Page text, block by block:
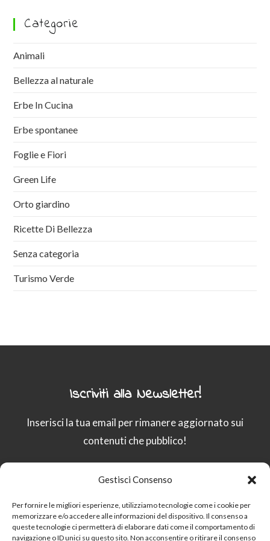
Gestisci Consenso
Per fornire le migliori esperienze, utilizziamo tecnologie come i cookie per
memorizzare e/o accedere alle informazioni del dispositivo. Il consenso a
queste tecnologie ci permetterà di elaborare dati come il comportamento di
navigazione o ID unici su questo sito. Non acconsentire o ritirare il consenso
Categorie
Animali
Bellezza al naturale
Erbe In Cucina
Erbe spontanee
Foglie e Fiori
Green Life
Orto giardino
Ricette Di Bellezza
Senza categoria
Turismo Verde
Iscriviti alla Newsletter!
Inserisci la tua email per rimanere aggiornato sui
contenuti che pubblico!
Procedendo accetti la privacy policy